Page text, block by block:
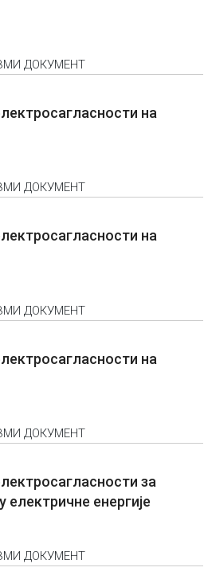
ДОКУМЕНТ
на
ДОКУМЕНТ
на
ДОКУМЕНТ
на
ДОКУМЕНТ
за
електричне енергије
ДОКУМЕНТ